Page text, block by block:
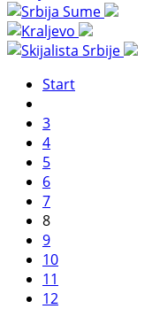
Start
3
4
5
6
7
8
9
10
11
12